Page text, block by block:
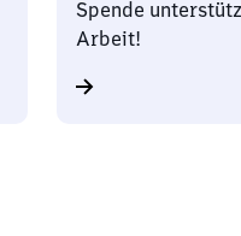
Spende
Arbeit!